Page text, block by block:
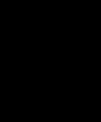
والمحاصيل، بل امتدت
من حجم المعاناة
والمياه
وتقييم الخسائر
المناسبة وفق